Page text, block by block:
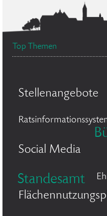
Top Themen
Stellenangebote
Social Media
Standesamt